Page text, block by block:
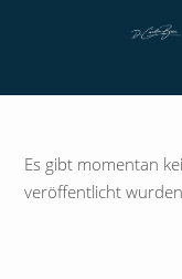
Es gibt momentan
veröffentlicht